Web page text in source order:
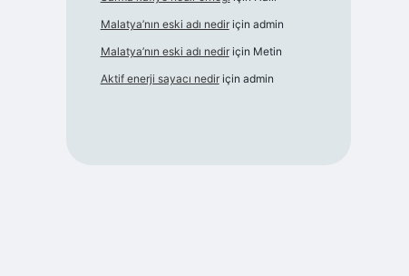
Malatya’nın eski adı nediriçin admin
Malatya’nın eski adı nediriçin Metin
Aktif enerji sayacı nediriçin admin